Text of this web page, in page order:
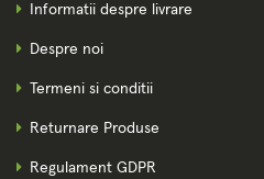
Informatii despre livrare
Despre noi
Termeni si conditii
Returnare Produse
Regulament GDPR